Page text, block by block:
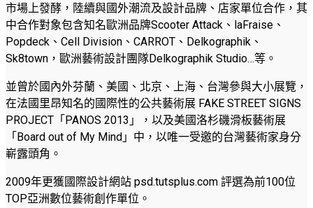
市場上發酵，陸續與國外潮流及設計品牌、店家單位合作，其
中合作對象包含知名歐洲品牌Scooter Attack、laFraise、
Popdeck、Cell Division、CARROT、Delkographik、
Sk8town，歐洲藝術設計團隊Delkographik Studio…等。
並曾於國內外芬蘭、美國、北京、上海、台灣參與大小展覽，
在法國里昂知名的國際性的公共藝術展 FAKE STREET SIGNS
PROJECT「PANOS 2013」，以及美國洛杉磯滑板藝術展
「Board out of My Mind」中，以唯一受邀的台灣藝術家身分
嶄露頭角。
2009年更獲國際設計網站 psd.tutsplus.com 評選為前100位
TOP亞洲數位藝術創作單位。